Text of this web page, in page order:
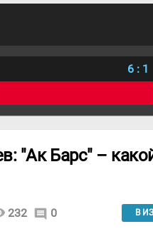
6 : 1
"Ак Барс" –
232 comment 0 В